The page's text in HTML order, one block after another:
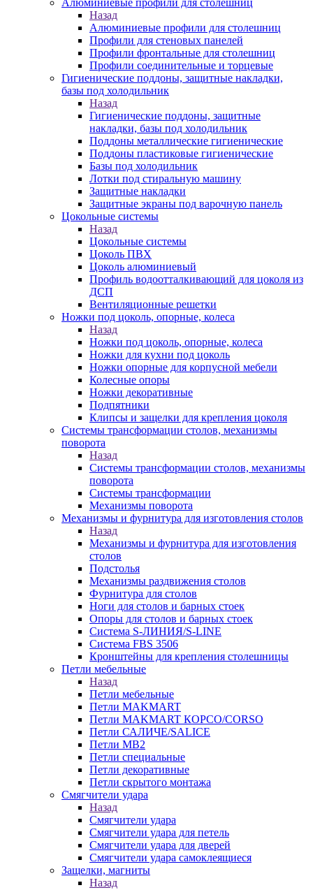
Алюминиевые профили для столешниц
Назад
Алюминиевые профили для столешниц
Профили для стеновых панелей
Профили фронтальные для столешниц
Профили соединительные и торцевые
Гигиенические поддоны, защитные накладки,
базы под холодильник
Назад
Гигиенические поддоны, защитные
накладки, базы под холодильник
Поддоны металлические гигиенические
Поддоны пластиковые гигиенические
Базы под холодильник
Лотки под стиральную машину
Защитные накладки
Защитные экраны под варочную панель
Цокольные системы
Назад
Цокольные системы
Цоколь ПВХ
Цоколь алюминиевый
Профиль водоотталкивающий для цоколя из
ДСП
Вентиляционные решетки
Ножки под цоколь, опорные, колеса
Назад
Ножки под цоколь, опорные, колеса
Ножки для кухни под цоколь
Ножки опорные для корпусной мебели
Колесные опоры
Ножки декоративные
Подпятники
Клипсы и защелки для крепления цоколя
Системы трансформации столов, механизмы
поворота
Назад
Системы трансформации столов, механизмы
поворота
Системы трансформации
Механизмы поворота
Механизмы и фурнитура для изготовления столов
Назад
Механизмы и фурнитура для изготовления
столов
Подстолья
Механизмы раздвижения столов
Фурнитура для столов
Ноги для столов и барных стоек
Опоры для столов и барных стоек
Система S-ЛИНИЯ/S-LINE
Система FBS 3506
Кронштейны для крепления столешницы
Петли мебельные
Назад
Петли мебельные
Петли MAKMART
Петли MAKMART КОРСО/CORSO
Петли САЛИЧЕ/SALICE
Петли MB2
Петли специальные
Петли декоративные
Петли скрытого монтажа
Смягчители удара
Назад
Смягчители удара
Смягчители удара для петель
Смягчители удара для дверей
Cмягчители удара самоклеящиеся
Защелки, магниты
Назад